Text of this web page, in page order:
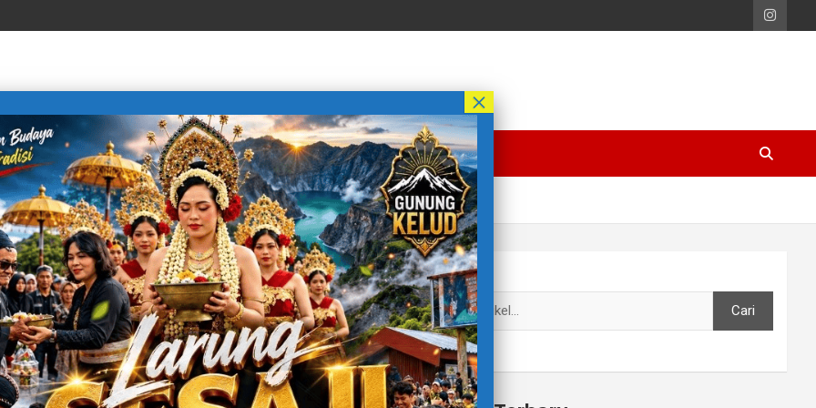
STYLE SPORTS TECHNOLOGY TRAVEL
Week SMP Islam Baitul ‘Izzah
Cari
Cari